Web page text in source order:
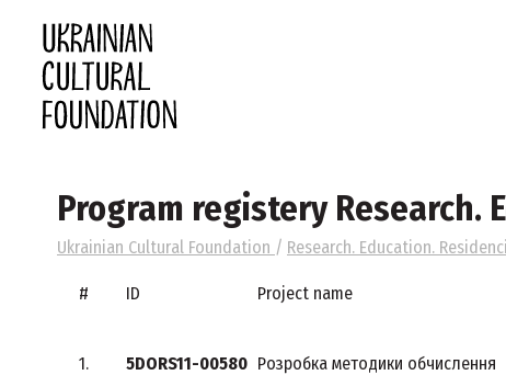
Program registery Research.
Ukrainian Cultural Foundation / Research. Education.
# ID Project name
1. 5DORS11-00580 Розробка методики обчислення